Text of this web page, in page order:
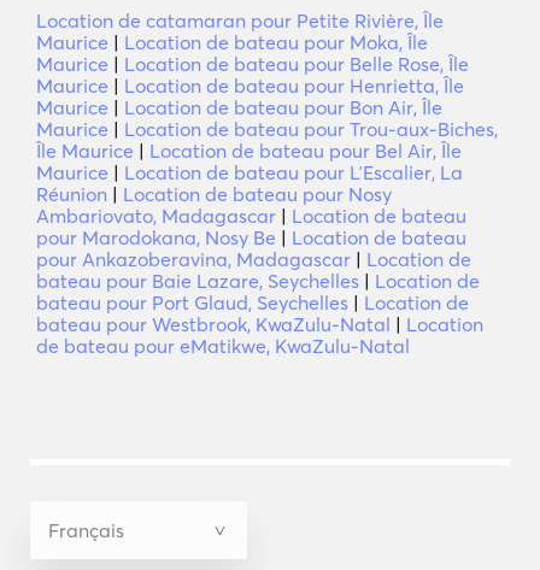
Location de catamaran pour Petite Rivière, Île
Maurice | Location de bateau pour Moka, Île
Maurice | Location de bateau pour Belle Rose, Île
Maurice | Location de bateau pour Henrietta, Île
Maurice | Location de bateau pour Bon Air, Île
Maurice | Location de bateau pour Trou-aux-Biches,
Île Maurice | Location de bateau pour Bel Air, Île
Maurice | Location de bateau pour LʼEscalier, La
Réunion | Location de bateau pour Nosy
Ambariovato, Madagascar | Location de bateau
pour Marodokana, Nosy Be | Location de bateau
pour Ankazoberavina, Madagascar | Location de
bateau pour Baie Lazare, Seychelles | Location de
bateau pour Port Glaud, Seychelles | Location de
bateau pour Westbrook, KwaZulu-Natal | Location
de bateau pour eMatikwe, KwaZulu-Natal